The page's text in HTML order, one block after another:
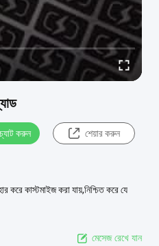
করুন শেয়ার করুন
করে কাস্টমাইজ করা যায়,নিশ্চিত করে যে
মেসেজ রেখে যান